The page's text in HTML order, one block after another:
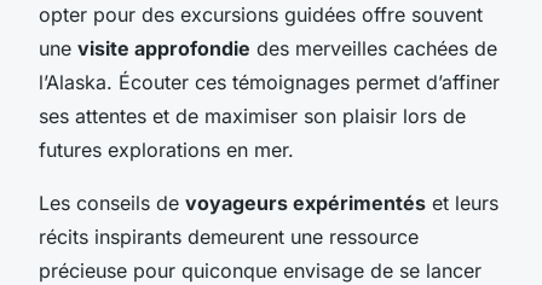
opter pour des excursions guidées offre souvent
une visite approfondie des merveilles cachées de
l’Alaska. Écouter ces témoignages permet d’affiner
ses attentes et de maximiser son plaisir lors de
futures explorations en mer.
Les conseils de voyageurs expérimentés et leurs
récits inspirants demeurent une ressource
précieuse pour quiconque envisage de se lancer